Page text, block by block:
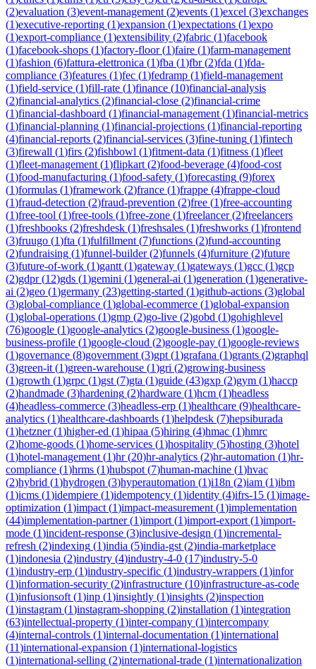
(2)evaluation (3)event-management (2)events (1)excel (3)exchanges
(1)executive-reporting (1)expansion (1)expectations (1)expo
(1)export-compliance (1)extensibility (2)fabric (1)facebook
(1)facebook-shops (1)factory-floor(1)faire (1)farm-management
(1)fashion (6)fattura-elettronica (1)fba (1)fbr(2)fda (1)fda-
compliance (3)features (1)fec (1)fedramp (1)field-management
(1)field-service (1)fill-rate (1)finance (10)financial-analysis
(2)financial-analytics (2)financial-close (2)financial-crime
(1)financial-dashboard (1)financial-management (1)financial-metrics
(1)financial-planning (1)financial-projections (1)financial-reporting
(4)financial-reports (2)financial-services (3)fine-tuning (1)fintech
(3)firewall (1)firs (2)fishbowl (1)fitment-data (1)fitness (1)fleet
(1)fleet-management (1)flipkart (2)food-beverage (4)food-cost
(1)food-manufacturing (1)food-safety (1)forecasting (9)forex
(1)formulas (1)framework (2)france (1)frappe (4)frappe-cloud
(1)fraud-detection (2)fraud-prevention (2)free (1)free-accounting
(1)free-tool (1)free-tools (1)free-zone (1)freelancer(2)freelancers
(1)freshbooks (2)freshdesk (1)freshsales (1)freshworks (1)frontend
(3)fruugo (1)fta (1)fulfillment (7)functions (2)fund-accounting
(2)fundraising (1)funnel-builder(2)funnels (4)furniture (2)future
(3)future-of-work (1)gantt (1)gateway (1)gateways (1)gcc (1)gcp
(2)gdpr(12)gds (1)gemini (1)general-ai (1)generation (1)generative-
ai (2)geo (1)germany (23)getting-started (1)github-actions (3)global
(3)global-compliance (1)global-ecommerce (1)global-expansion
(1)global-operations (1)gmp (2)go-live (2)gobd (1)gohighlevel
(76)google (1)google-analytics (2)google-business (1)google-
business-profile (1)google-cloud (2)google-pay (1)google-reviews
(1)governance (8)government (3)gpt (1)grafana (1)grants (2)graphql
(3)green-it (1)green-warehouse (1)gri (2)growing-business
(1)growth (1)grpc (1)gst (7)gta (1)guide (43)gxp (2)gym (1)haccp
(2)handmade (3)hardening (2)hardware (1)hcm (1)headless
(4)headless-commerce (3)headless-erp (1)healthcare (9)healthcare-
analytics (1)healthcare-dashboards (1)helpdesk (7)hepsiburada
(1)hetzner(1)higher-ed (1)hipaa (5)hiring (4)hmac (1)hmrc
(2)home-goods (1)home-services (1)hospitality (5)hosting (3)hotel
(1)hotel-management (1)hr(20)hr-analytics (2)hr-automation (1)hr-
compliance (1)hrms (1)hubspot (7)human-machine (1)hvac
(2)hybrid (1)hydrogen (3)hyperautomation (1)i18n (2)iam (1)ibm
(1)icms (1)idempiere (1)idempotency (1)identity (4)ifrs-15 (1)image-
optimization (1)impact (1)impact-measurement (1)implementation
(44)implementation-partner(1)import (1)import-export (1)import-
mode (1)incident-response (3)inclusive-design (1)incremental-
refresh (2)indexing (1)india (5)india-gst (2)india-marketplace
(1)indonesia (2)industry (4)industry-4-0 (17)industry-5-0
(1)industry-erp (1)industry-specific (1)industry-wrappers (1)infor
(1)information-security (2)infrastructure (10)infrastructure-as-code
(1)infusionsoft (1)inp (1)insightly (1)insights (2)inspection
(1)instagram (1)instagram-shopping (2)installation (1)integration
(63)intellectual-property (1)inter-company (1)intercompany
(4)internal-controls (1)internal-documentation (1)international
(11)international-expansion (1)international-logistics
(1)international-selling (2)international-trade (1)internationalization